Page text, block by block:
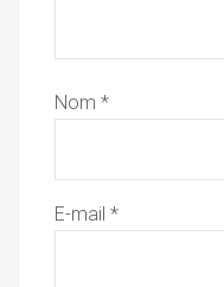
Nom *
E-mail *